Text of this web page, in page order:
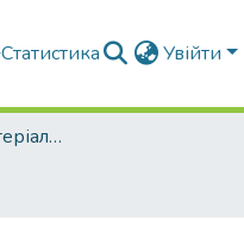
Статистика Увійти
Конференції та матеріали конференцій